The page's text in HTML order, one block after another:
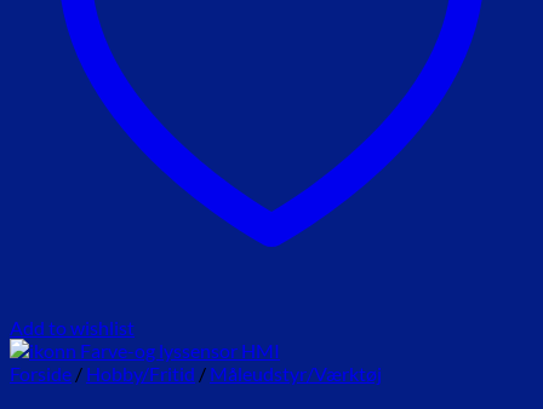
Add to wishlist
Forside / Hobby/Fritid / Måleudstyr/Værktøj